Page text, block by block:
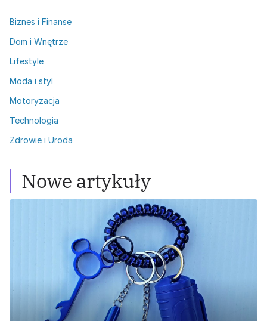
Biznes i Finanse
Dom i Wnętrze
Lifestyle
Moda i styl
Motoryzacja
Technologia
Zdrowie i Uroda
Nowe artykuły